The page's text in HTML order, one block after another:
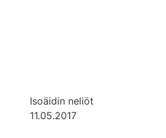
Isoäidin neliöt
11.05.2017